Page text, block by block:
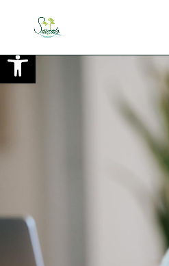
Ouvrir la barre d’outils